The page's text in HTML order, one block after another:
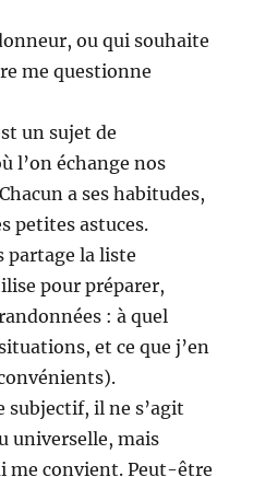
ou qui souhaite
me questionne
un sujet de
l’on échange nos
a ses habitudes,
petites astuces.
partage la liste
pour préparer,
: à quel
et ce que j’en
subjectif, il ne s’agit
universelle, mais
me convient. Peut-être